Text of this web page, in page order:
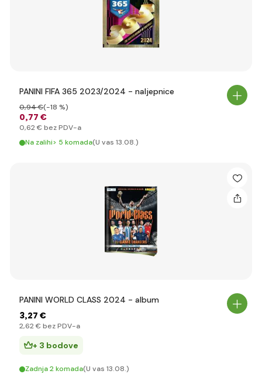
PANINI FIFA 365 2023/2024 - naljepnice
0,77 €
0,94 €(-18 %)
0,62 € bez PDV-a
Na zalihi> 5 komada(U vas 13.08.)
PANINI WORLD CLASS 2024 - album
3,27 €
2,62 € bez PDV-a
+ 3 bodove
Zadnja 2 komada(U vas 13.08.)